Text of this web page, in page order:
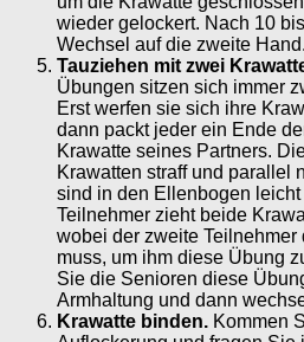
wieder gelockert. Nach 10
Wechsel auf die zweite Hand.
Tauziehen mit zwei
Übungen sitzen sich immer
Erst werfen sie sich ihre
dann packt jeder ein Ende
Krawatte seines Partners.
Krawatten straff und parallel
sind in den Ellenbogen
Teilnehmer zieht beide
wobei der zweite Teilnehmer
muss, um ihm diese Übung
Sie die Senioren diese
Armhaltung und dann
Krawatte binden. Kommen